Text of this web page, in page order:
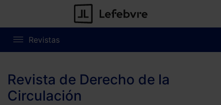
Revistas
Revista de Derecho de la
Circulación